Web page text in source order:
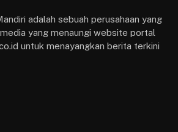
adalah sebuah perusahaan yang
yang menaungi website portal
untuk menayangkan berita terkini